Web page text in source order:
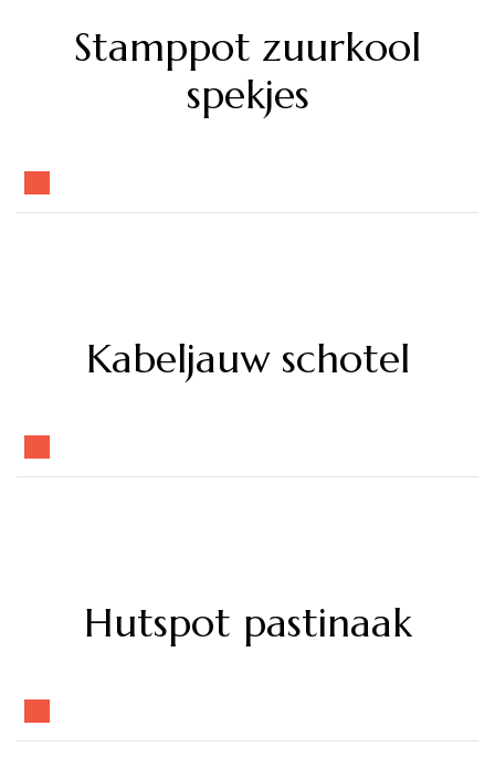
Stamppot zuurkool
spekjes
Kabeljauw schotel
Hutspot pastinaak